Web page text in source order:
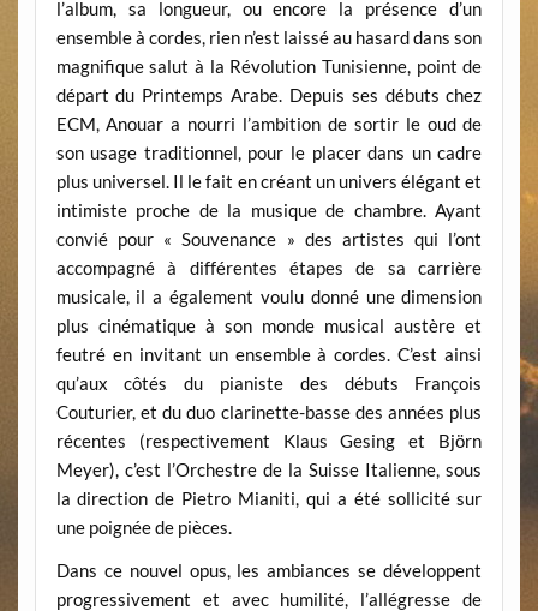
l’album, sa longueur, ou encore la présence d’un
ensemble à cordes, rien n’est laissé au hasard dans son
magnifique salut à la Révolution Tunisienne, point de
départ du Printemps Arabe. Depuis ses débuts chez
ECM, Anouar a nourri l’ambition de sortir le oud de
son usage traditionnel, pour le placer dans un cadre
plus universel. Il le fait en créant un univers élégant et
intimiste proche de la musique de chambre. Ayant
convié pour « Souvenance » des artistes qui l’ont
accompagné à différentes étapes de sa carrière
musicale, il a également voulu donné une dimension
plus cinématique à son monde musical austère et
feutré en invitant un ensemble à cordes. C’est ainsi
qu’aux côtés du pianiste des débuts François
Couturier, et du duo clarinette-basse des années plus
récentes (respectivement Klaus Gesing et Björn
Meyer), c’est l’Orchestre de la Suisse Italienne, sous
la direction de Pietro Mianiti, qui a été sollicité sur
une poignée de pièces.
Dans ce nouvel opus, les ambiances se développent
progressivement et avec humilité, l’allégresse de